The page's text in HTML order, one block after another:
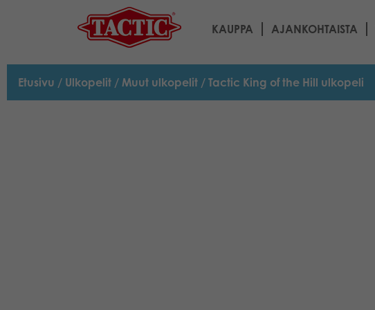
KAUPPA AJANKOHTAISTA
Etusivu / Ulkopelit / Muut ulkopelit / Tactic King of the Hill ulkopeli